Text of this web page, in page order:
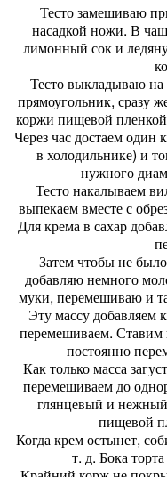
Тесто замешиваю
насадкой ножи. В
лимонный сок и
Тесто выкладываю
прямоугольник, сразу
коржи пищевой
Через час достаем один
в холодильнике) и
нужного
Тесто накалываем
выпекаем вместе с
Для крема в сахар
Затем чтобы не
добавляю немного
муки, перемешиваю и
Эту массу добавляем
перемешиваем.
постоянно
Как только масса
перемешиваем до
глянцевый и
пищевой
Когда крем остынет,
т. д. Бока